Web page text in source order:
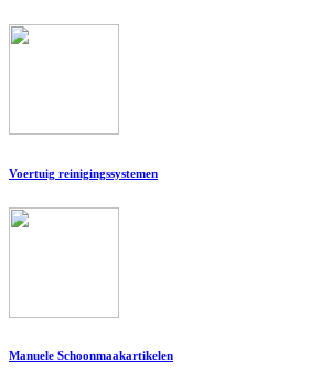
Voertuig reinigingssystemen
Manuele Schoonmaakartikelen